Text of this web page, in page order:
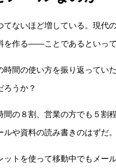
ないほど増している。現代
作る――ことであるといって
間の使い方を振り返ってい
ろうか？
の８割、営業の方でも５割
や資料の読み書きのはずだ。
トを使って移動中でもメー